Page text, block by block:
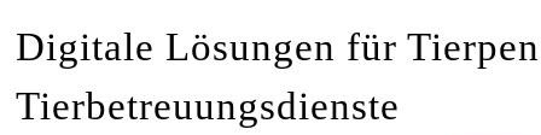
Digitale Lösungen für
Tierbetreuungsdienste